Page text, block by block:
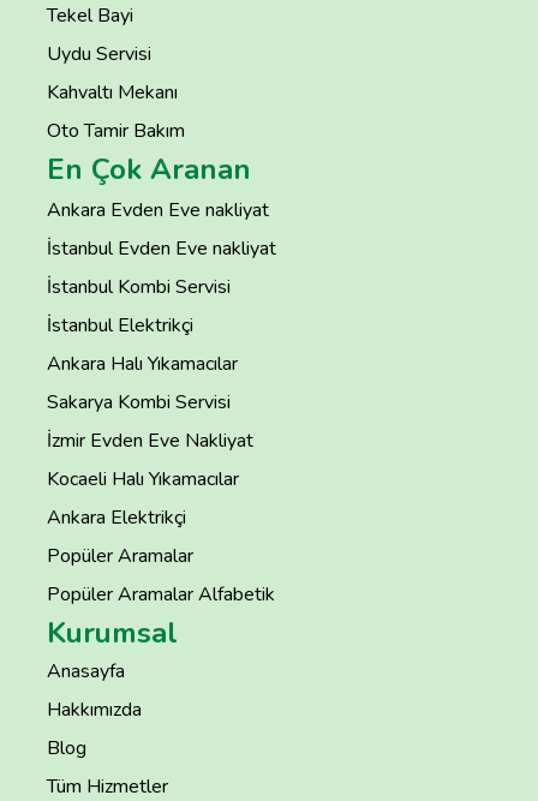
Tekel Bayi
Uydu Servisi
Kahvaltı Mekanı
Oto Tamir Bakım
En Çok Aranan
Ankara Evden Eve nakliyat
İstanbul Evden Eve nakliyat
İstanbul Kombi Servisi
İstanbul Elektrikçi
Ankara Halı Yıkamacılar
Sakarya Kombi Servisi
İzmir Evden Eve Nakliyat
Kocaeli Halı Yıkamacılar
Ankara Elektrikçi
Popüler Aramalar
Popüler Aramalar Alfabetik
Kurumsal
Anasayfa
Hakkımızda
Blog
Tüm Hizmetler